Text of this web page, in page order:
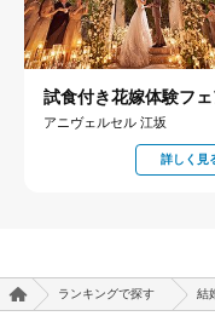
試食付き花嫁体験フ
アニヴェルセル 江坂
詳しく見
ランキングで探す 結